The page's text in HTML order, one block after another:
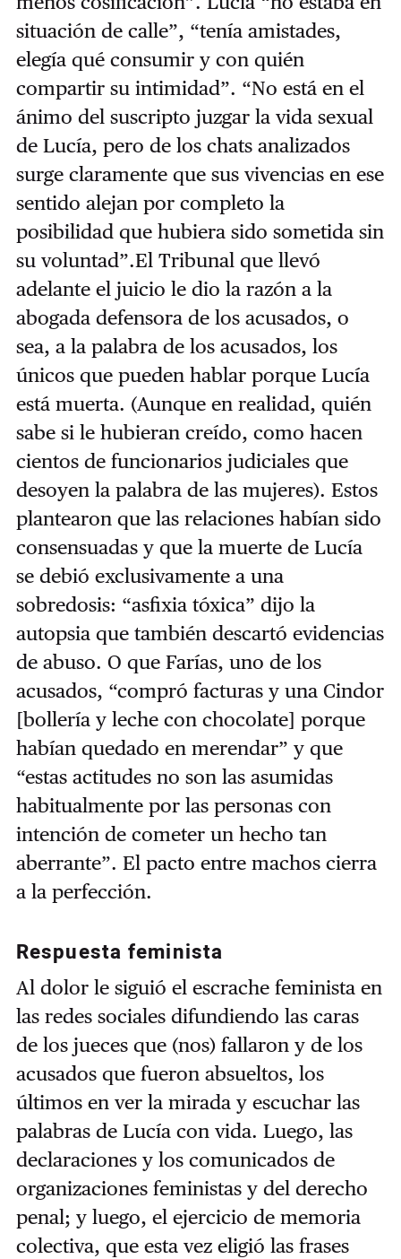
situación de calle”, “tenía amistades,
elegía qué consumir y con quién
compartir su intimidad”. “No está en el
ánimo del suscripto juzgar la vida sexual
de Lucía, pero de los chats analizados
surge claramente que sus vivencias en ese
sentido alejan por completo la
posibilidad que hubiera sido sometida sin
su voluntad”.El Tribunal que llevó
adelante el juicio le dio la razón a la
abogada defensora de los acusados, o
sea, a la palabra de los acusados, los
únicos que pueden hablar porque Lucía
está muerta. (Aunque en realidad, quién
sabe si le hubieran creído, como hacen
cientos de funcionarios judiciales que
desoyen la palabra de las mujeres). Estos
plantearon que las relaciones habían sido
consensuadas y que la muerte de Lucía
se debió exclusivamente a una
sobredosis: “asfixia tóxica” dijo la
autopsia que también descartó evidencias
de abuso. O que Farías, uno de los
acusados, “compró facturas y una Cindor
[bollería y leche con chocolate] porque
habían quedado en merendar” y que
“estas actitudes no son las asumidas
habitualmente por las personas con
intención de cometer un hecho tan
aberrante”. El pacto entre machos cierra
a la perfección.
Respuesta feminista
Al dolor le siguió el escrache feminista en
las redes sociales difundiendo las caras
de los jueces que (nos) fallaron y de los
acusados que fueron absueltos, los
últimos en ver la mirada y escuchar las
palabras de Lucía con vida. Luego, las
declaraciones y los comunicados de
organizaciones feministas y del derecho
penal; y luego, el ejercicio de memoria
colectiva, que esta vez eligió las frases